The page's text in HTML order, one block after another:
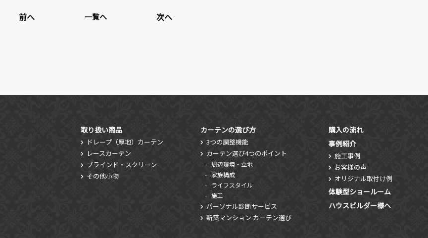
前へ 一覧へ 次へ
取り扱い商品
ドレープ（厚地）カーテン
レースカーテン
ブラインド・スクリーン
その他小物
カーテンの選び方
3つの調整機能
カーテン選び4つのポイント
周辺環境・立地
家族構成
ライフスタイル
施工
パーソナル診断サービス
新築マンション カーテン選び
購入の流れ
事例紹介
施工事例
お客様の声
オリジナル取付け例
体験型ショールーム
ハウスビルダー様へ